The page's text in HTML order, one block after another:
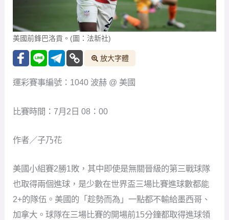
美國前鋒巴洛貢。(圖：法新社)
放大字體
運彩賽事編號：1040 波赫 @ 美國
比賽時間：7月2日 08：00
作者／子乃花
美國小組賽2勝1敗，其中即使是無關晉級的第三戰球隊
也取得兩個進球，是少數在世界盃三場比賽進球數都能
2+的隊伍。美國的「趁勢而為」一點都不輸給墨西哥、
加拿大。球隊在三場比賽的開場前15分鐘都取得進球領